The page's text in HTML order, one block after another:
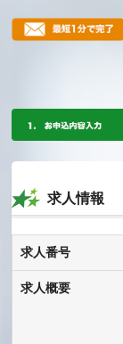
求人情報
求人番号
求人概要